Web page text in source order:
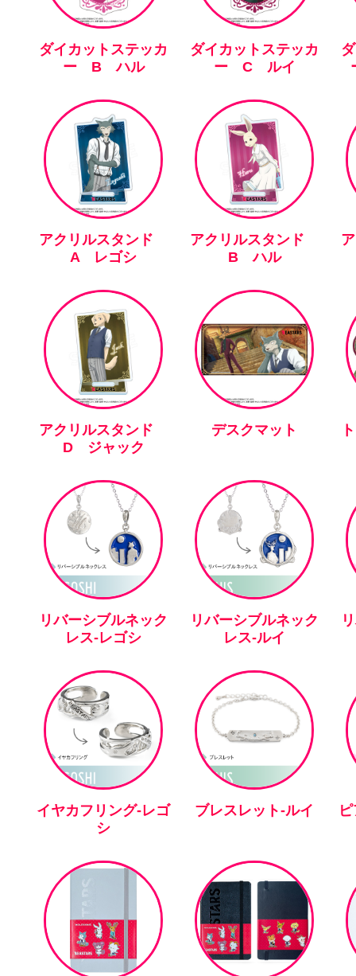
ダイカットステッカ
ー B ハル
ダイカットステッカ
ー C ルイ
アクリルスタンド
A レゴシ
アクリルスタンド
B ハル
アクリルスタンド
D ジャック
デスクマット
リバーシブルネック
レス-レゴシ
リバーシブルネック
レス-ルイ
イヤカフリング-レゴ
シ
ブレスレット-ルイ